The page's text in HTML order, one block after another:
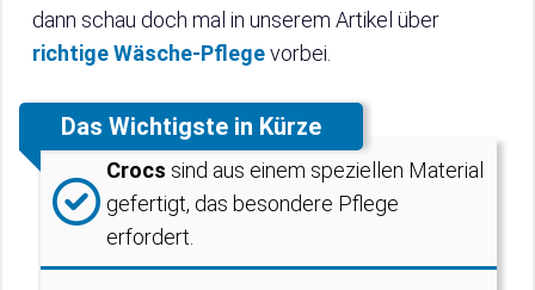
dann schau doch mal in unserem Artikel über
richtige Wäsche-Pflegevorbei.
Das Wichtigste in Kürze
Crocs sind aus einem speziellen Material
gefertigt, das besondere Pflege
erfordert.